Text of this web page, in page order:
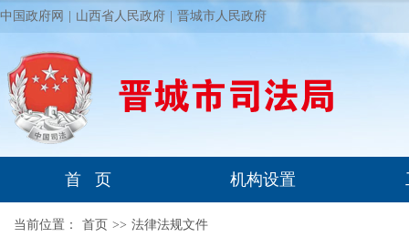
中国政府网 山西省人民政府 晋城市人民政府
首 页 机构设置
当前位置： 首页 >> 法律法规文件